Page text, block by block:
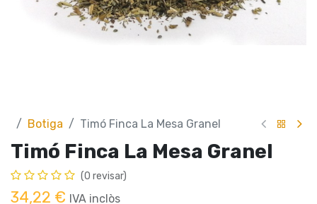
Botiga Timó Finca La Mesa Granel
Timó Finca La Mesa Granel
(0 revisar)
34,22 € IVA inclòs